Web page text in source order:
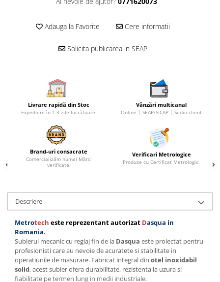
Ceasuri comparatoare mecanice
de grosimi
Accesorii pentru ceasuri
comparatoare
Aparate de masura si control
Termometre si higrometre
Multimetre digitale
Telemetre laser
Umidometre
Tahometre
Anemometre
Sonometre
Analizoare optice
Durometre, rugozimetre,
grosimetre
Durometre
Adauga la Favorite Cere informatii
Solicita publicarea in SEAP
Livrare rapidă din Stoc
Expediere în 1-3 zile lucrătoare.
Vânzări multicanal
Online | SEAP/SICAP | Sediu client
Brand-uri consacrate
Comercializăm numai Mărci
verificate.
Verificari Metrologice
Produse cu Certificat Metrologic.
Descriere
Metrotech este reprezentant autorizat Dasqua in
Romania.
Sublerul mecanic cu reglaj fin de la Dasqua este proiectat pentru
profesionisti care au nevoie de acuratete si stabilitate in
operatiunile de masurare. Fabricat integral din otel inoxidabil
solid, acest subler ofera durabilitate, rezistenta la uzura si
fiabilitate pe termen lung in medii industriale.